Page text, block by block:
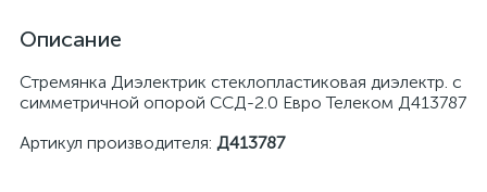
Описание
Стремянка Диэлектрик стеклопластиковая диэлектр. с
симметричной опорой ССД-2.0 Евро Телеком Д413787
Артикул производителя: Д413787